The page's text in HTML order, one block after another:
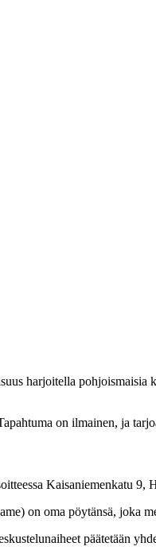
harjoitella pohjoismaisia
on ilmainen, ja
Kaisaniemenkatu 9,
on oma pöytänsä, joka
päätetään